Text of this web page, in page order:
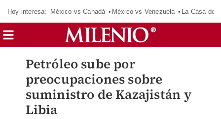
Hoy interesa: México vs Canadá México vs Venezuela La Casa de
Petróleo sube por
preocupaciones sobre
suministro de Kazajistán y
Libia